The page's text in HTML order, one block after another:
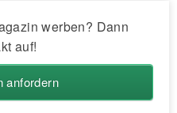
werben? Dann
auf!
anfordern